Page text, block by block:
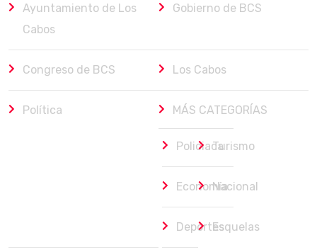
Ayuntamiento de Los
Cabos
Gobierno de BCS
Congreso de BCS Los Cabos
Política MÁS CATEGORÍAS
PoliciacaTurismo
EconomíaNacional
DeportesEsquelas